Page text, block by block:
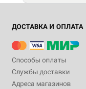
ДОСТАВКА И ОПЛАТА
Способы оплаты
Службы доставки
Адреса магазинов